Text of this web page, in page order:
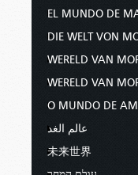
EL MUNDO DE
DIE WELT VON
WERELD VAN
WERELD VAN
O MUNDO DE
عالم الغد
未来世界